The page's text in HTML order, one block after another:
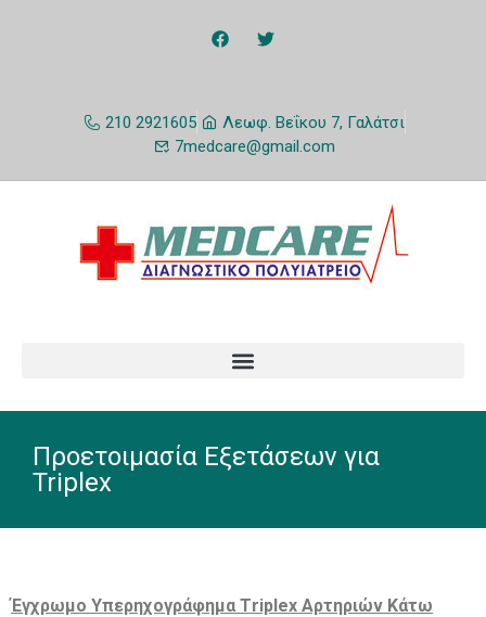
210 2921605
Λεωφ. Βεΐκου 7, Γαλάτσι
7medcare@gmail.com
Προετοιμασία Εξετάσεων για
Triplex
Έγχρωμο Υπερηχογράφημα Τriplex Αρτηριών Κάτω